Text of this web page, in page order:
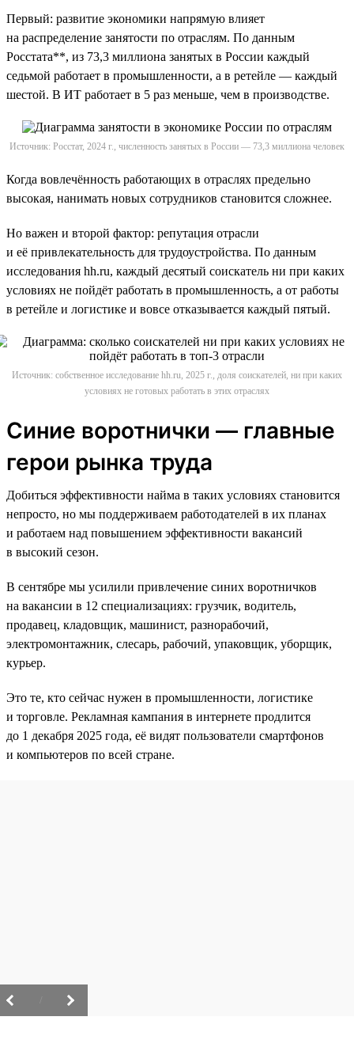
Первый: развитие экономики напрямую влияет
на распределение занятости по отраслям. По данным
Росстата**, из 73,3 миллиона занятых в России каждый
седьмой работает в промышленности, а в ретейле — каждый
шестой. В ИТ работает в 5 раз меньше, чем в производстве.
Источник: Росстат, 2024 г., численность занятых в России — 73,3 миллиона человек
Когда вовлечённость работающих в отраслях предельно
высокая, нанимать новых сотрудников становится сложнее.
Но важен и второй фактор: репутация отрасли
и её привлекательность для трудоустройства. По данным
исследования hh.ru, каждый десятый соискатель ни при каких
условиях не пойдёт работать в промышленность, а от работы
в ретейле и логистике и вовсе отказывается каждый пятый.
Источник: собственное исследование hh.ru, 2025 г., доля соискателей, ни при каких
условиях не готовых работать в этих отраслях
Синие воротнички — главные
герои рынка труда
Добиться эффективности найма в таких условиях становится
непросто, но мы поддерживаем работодателей в их планах
и работаем над повышением эффективности вакансий
в высокий сезон.
В сентябре мы усилили привлечение синих воротничков
на вакансии в 12 специализациях: грузчик, водитель,
продавец, кладовщик, машинист, разнорабочий,
электромонтажник, слесарь, рабочий, упаковщик, уборщик,
курьер.
Это те, кто сейчас нужен в промышленности, логистике
и торговле. Рекламная кампания в интернете продлится
до 1 декабря 2025 года, её видят пользователи смартфонов
и компьютеров по всей стране.